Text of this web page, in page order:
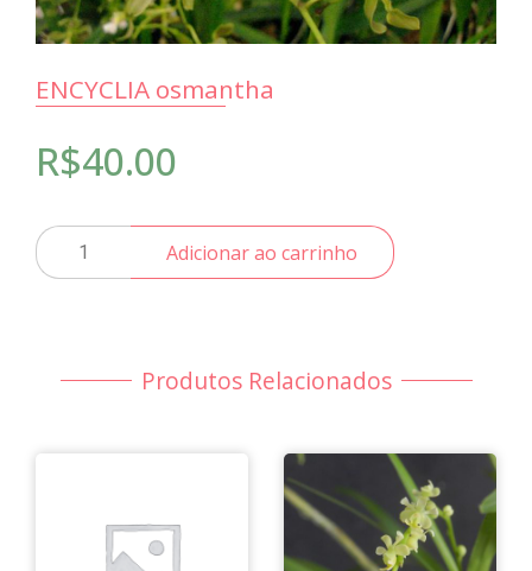
ENCYCLIA osmantha
R$40.00
ENCYCLIA
osmantha
Adicionar ao carrinho
Produtos Relacionados